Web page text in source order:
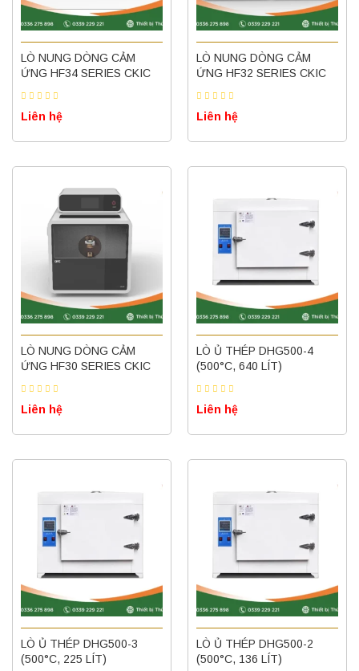
LÒ NUNG DÒNG CẢM
ỨNG HF34 SERIES CKIC
Liên hệ
LÒ NUNG DÒNG CẢM
ỨNG HF32 SERIES CKIC
Liên hệ
LÒ NUNG DÒNG CẢM
ỨNG HF30 SERIES CKIC
Liên hệ
LÒ Ủ THÉP DHG500-4
(500°C, 640 LÍT)
Liên hệ
LÒ Ủ THÉP DHG500-3
(500°C, 225 LÍT)
LÒ Ủ THÉP DHG500-2
(500°C, 136 LÍT)